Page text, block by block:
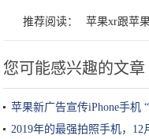
推荐阅读： 苹果xr跟苹
您可能感兴趣的文章
苹果新广告宣传iPhone手机
2019年的最强拍照手机，12